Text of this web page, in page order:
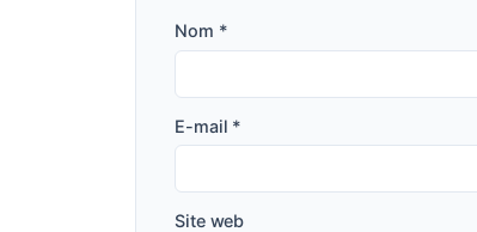
Nom *
E-mail *
Site web